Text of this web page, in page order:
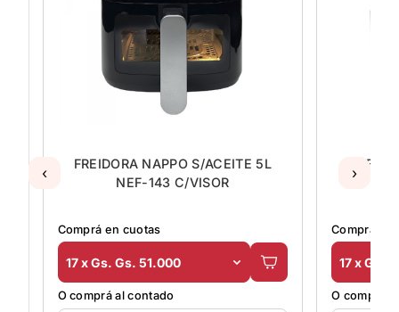
FREIDORA NAPPO S/ACEITE 5L
NEF-143 C/VISOR
Comprá en cuotas
17 x Gs. Gs. 51.000
O comprá al contado
Comprá en
17 x Gs.
O comprá
‹ ›